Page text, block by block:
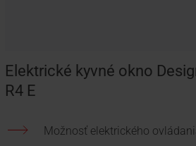
Elektrické kyvné okno
R4 E
Možnosť elektrického